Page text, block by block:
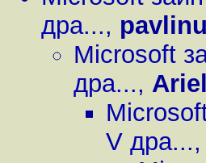
дра...,
Microsoft
дра..., Ariel
V дра...,